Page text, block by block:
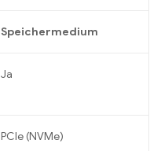
Speichermedium
Ja
PCIe (NVMe)